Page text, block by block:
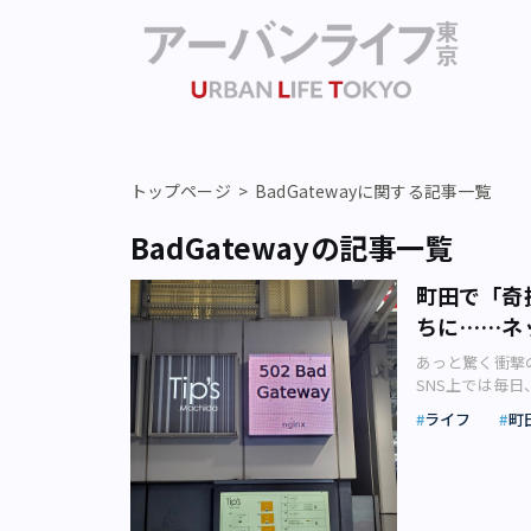
トップページ BadGatewayに関する記事一覧
BadGatewayの記事一覧
町田で「
ちに……ネ
あっと驚く衝
SNS上では毎
るものを厳選
された、とあ
ライフ 町